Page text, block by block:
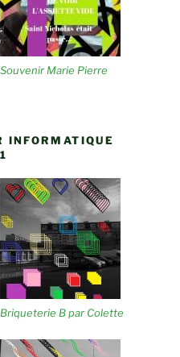
Souvenir Marie Pierre
INFORMATIQUE
Briqueterie B par Colette